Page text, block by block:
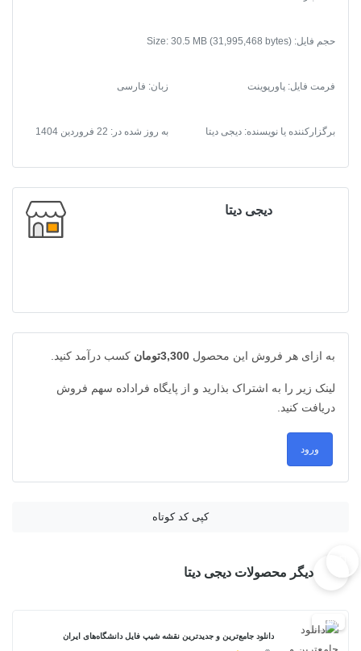
حجم فایل: Size: 30.5 MB (31,995,468 bytes)
فرمت فایل: پاورپوینت زبان: فارسی
برگزارکننده یا نویسنده: دیجی دیتا به روز شده در: 22 فروردین 1404
دیجی دیتا
به ازای هر فروش این محصول 3,300تومان کسب درآمد کنید.
لینک زیر را به اشتراک بذارید و از پایگاه فراداده سهم فروش
دریافت کنید.
ورود
کپی کد کوتاه
دیگر محصولات دیجی دیتا
20%
دانلود جامع‌ترین و جدیدترین نقشه شیپ فایل دانشگاه‌های ایران